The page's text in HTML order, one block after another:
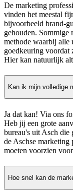
De marketing
vinden het meestal
bijvoorbeeld brand-
gehouden. Sommige
methode waarbij alle
goedkeuring
Hier kan natuurlijk
Kan ik mijn volledige
Ja dat kan! Via ons
Heb jij een grote
bureau's uit Asch die
de Aschse
moeten voorzien
Hoe snel kan de